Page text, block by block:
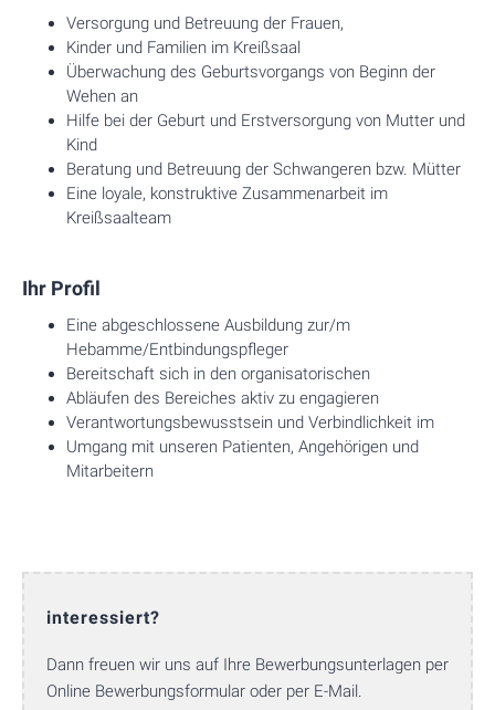
Versorgung und Betreuung der Frauen,
Kinder und Familien im Kreißsaal
Überwachung des Geburtsvorgangs von Beginn der
Wehen an
Hilfe bei der Geburt und Erstversorgung von Mutter und
Kind
Beratung und Betreuung der Schwangeren bzw. Mütter
Eine loyale, konstruktive Zusammenarbeit im
Kreißsaalteam
Ihr Profil
Eine abgeschlossene Ausbildung zur/m
Hebamme/Entbindungspfleger
Bereitschaft sich in den organisatorischen
Abläufen des Bereiches aktiv zu engagieren
Verantwortungsbewusstsein und Verbindlichkeit im
Umgang mit unseren Patienten, Angehörigen und
Mitarbeitern
interessiert?
Dann freuen wir uns auf Ihre Bewerbungsunterlagen per
Online Bewerbungsformular oder per E-Mail.